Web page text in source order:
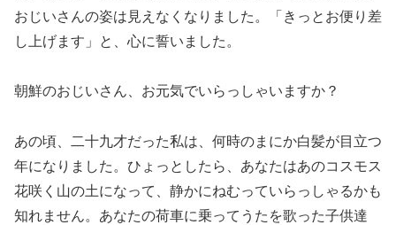
おじいさんの姿は見えなくなりました。「きっとお便り差
し上げます」と、心に誓いました。
朝鮮のおじいさん、お元気でいらっしゃいますか？
あの頃、二十九才だった私は、何時のまにか白髪が目立つ
年になりました。ひょっとしたら、あなたはあのコスモス
花咲く山の土になって、静かにねむっていらっしゃるかも
知れません。あなたの荷車に乗ってうたを歌った子供達